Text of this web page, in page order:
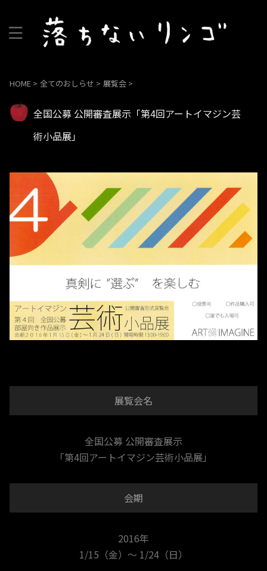
HOME > 全てのおしらせ > 展覧会 >
全国公募 公開審査展示「第4回アートイマジン芸
術小品展」
展覧会名
全国公募 公開審査展示
「第4回アートイマジン芸術小品展」
会期
2016年
1/15（金）～ 1/24（日）